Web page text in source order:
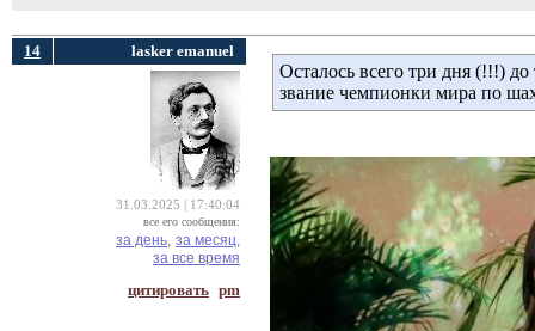
14 lasker emanuel
31.03.2025 | 17:40:04
все его сообщения:
за день, за месяц,
за все время
цитировать pm
Осталось всего три дня (!!!)
звание чемпионки мира по